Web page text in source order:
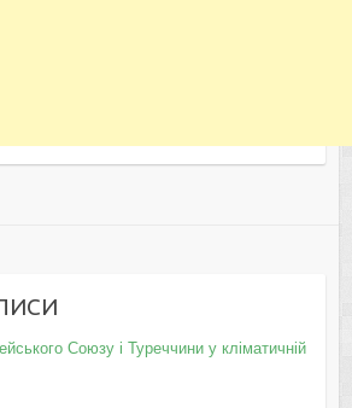
Союзу і Туреччини у кліматичній